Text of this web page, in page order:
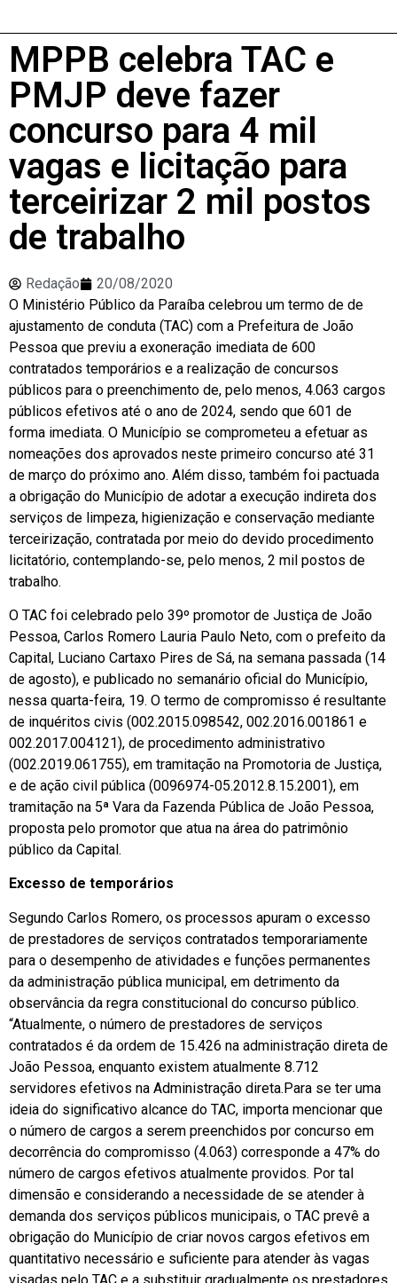
MPPB celebra TAC e
PMJP deve fazer
concurso para 4 mil
vagas e licitação para
terceirizar 2 mil postos
de trabalho
Redação
20/08/2020
O Ministério Público da Paraíba celebrou um termo de de
ajustamento de conduta (TAC) com a Prefeitura de João
Pessoa que previu a exoneração imediata de 600
contratados temporários e a realização de concursos
públicos para o preenchimento de, pelo menos, 4.063 cargos
públicos efetivos até o ano de 2024, sendo que 601 de
forma imediata. O Município se comprometeu a efetuar as
nomeações dos aprovados neste primeiro concurso até 31
de março do próximo ano. Além disso, também foi pactuada
a obrigação do Município de adotar a execução indireta dos
serviços de limpeza, higienização e conservação mediante
terceirização, contratada por meio do devido procedimento
licitatório, contemplando-se, pelo menos, 2 mil postos de
trabalho.
O TAC foi celebrado pelo 39º promotor de Justiça de João
Pessoa, Carlos Romero Lauria Paulo Neto, com o prefeito da
Capital, Luciano Cartaxo Pires de Sá, na semana passada (14
de agosto), e publicado no semanário oficial do Município,
nessa quarta-feira, 19. O termo de compromisso é resultante
de inquéritos civis (002.2015.098542, 002.2016.001861 e
002.2017.004121), de procedimento administrativo
(002.2019.061755), em tramitação na Promotoria de Justiça,
e de ação civil pública (0096974-05.2012.8.15.2001), em
tramitação na 5ª Vara da Fazenda Pública de João Pessoa,
proposta pelo promotor que atua na área do patrimônio
público da Capital.
Excesso de temporários
Segundo Carlos Romero, os processos apuram o excesso
de prestadores de serviços contratados temporariamente
para o desempenho de atividades e funções permanentes
da administração pública municipal, em detrimento da
observância da regra constitucional do concurso público.
“Atualmente, o número de prestadores de serviços
contratados é da ordem de 15.426 na administração direta de
João Pessoa, enquanto existem atualmente 8.712
servidores efetivos na Administração direta.Para se ter uma
ideia do significativo alcance do TAC, importa mencionar que
o número de cargos a serem preenchidos por concurso em
decorrência do compromisso (4.063) corresponde a 47% do
número de cargos efetivos atualmente providos. Por tal
dimensão e considerando a necessidade de se atender à
demanda dos serviços públicos municipais, o TAC prevê a
obrigação do Município de criar novos cargos efetivos em
quantitativo necessário e suficiente para atender às vagas